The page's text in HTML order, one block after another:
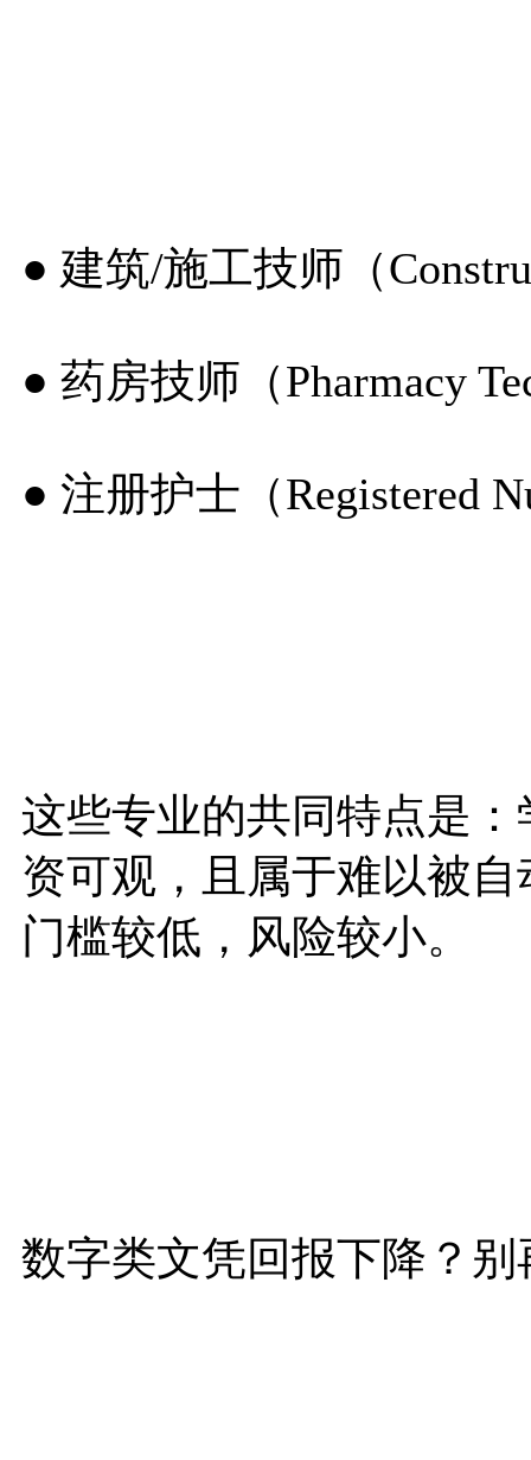
● 建筑/施工技师（
● 药房技师（Pharmacy
● 注册护士（Registered
这些专业的共同特点是
资可观，且属于难以被
门槛较低，风险较小。
数字类文凭回报下降？